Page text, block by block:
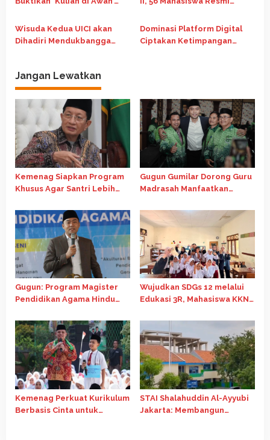
Wisuda Kedua UICI akan
Dihadiri Mendukbangga
Dominasi Platform Digital
Ciptakan Ketimpangan
Jangan Lewatkan
Kemenag Siapkan Program
Khusus Agar Santri Lebih
LPDP
Gugun Gumilar Dorong Guru
Madrasah Manfaatkan
Tingkatkan Kompetensi
Gugun: Program Magister
Pendidikan Agama Hindu
Pendidikan Berkualitas
Wujudkan SDGs 12 melalui
Edukasi 3R, Mahasiswa KKN
Diponegoro Ajak Siswa SD
Desa Amongrogo Daur
Ulang Tutup Botol Bekas
Kemenag Perkuat Kurikulum
Berbasis Cinta untuk
STAI Shalahuddin Al-Ayyubi
Jakarta: Membangun